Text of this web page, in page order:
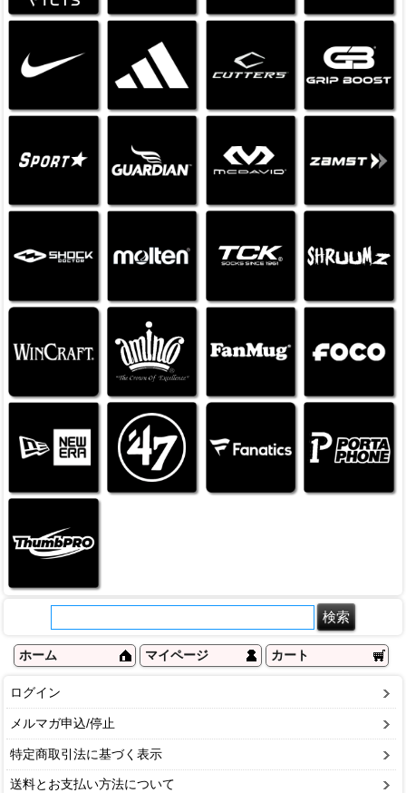
ホーム マイページ カート
ログイン
メルマガ申込/停止
特定商取引法に基づく表示
送料とお支払い方法について